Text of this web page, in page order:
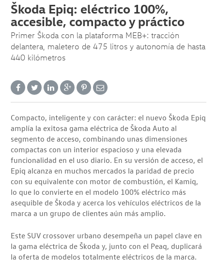
Škoda Epiq: eléctrico 100%,
accesible, compacto y práctico
Primer Škoda con la plataforma MEB+: tracción
delantera, maletero de 475 litros y autonomía de hasta
440 kilómetros
Compacto, inteligente y con carácter: el nuevo Škoda Epiq
amplía la exitosa gama eléctrica de Škoda Auto al
segmento de acceso, combinando unas dimensiones
compactas con un interior espacioso y una elevada
funcionalidad en el uso diario. En su versión de acceso, el
Epiq alcanza en muchos mercados la paridad de precio
con su equivalente con motor de combustión, el Kamiq,
lo que lo convierte en el modelo 100% eléctrico más
asequible de Škoda y acerca los vehículos eléctricos de la
marca a un grupo de clientes aún más amplio.
Este SUV crossover urbano desempeña un papel clave en
la gama eléctrica de Škoda y, junto con el Peaq, duplicará
la oferta de modelos totalmente eléctricos de la marca.